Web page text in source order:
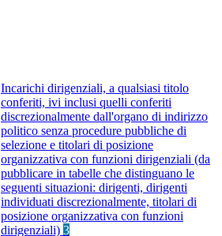
Incarichi dirigenziali, a qualsiasi titolo
conferiti, ivi inclusi quelli conferiti
discrezionalmente dall'organo di indirizzo
politico senza procedure pubbliche di
selezione e titolari di posizione
organizzativa con funzioni dirigenziali (da
pubblicare in tabelle che distinguano le
seguenti situazioni: dirigenti, dirigenti
individuati discrezionalmente, titolari di
posizione organizzativa con funzioni
dirigenziali) 3